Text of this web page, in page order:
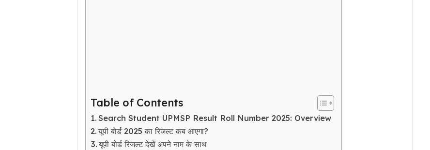
Table of Contents
Search Student UPMSP Result Roll Number 2025: Overview
यूपी बोर्ड 2025 का रिजल्ट कब आएगा?
यूपी बोर्ड रिजल्ट देखें अपने नाम के साथ